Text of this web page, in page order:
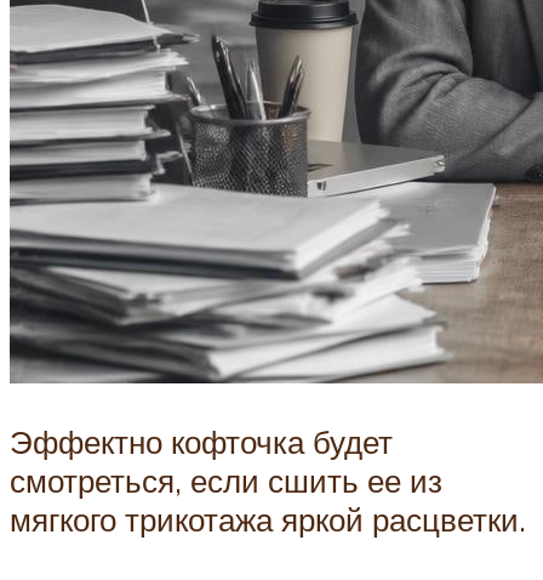
Эффектно кофточка будет
смотреться, если сшить ее из
мягкого трикотажа яркой расцветки.